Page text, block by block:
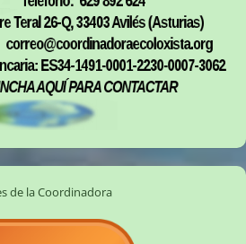
de la Coordinadora